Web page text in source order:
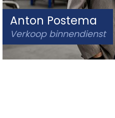
Anton Postema
Verkoop binnendienst